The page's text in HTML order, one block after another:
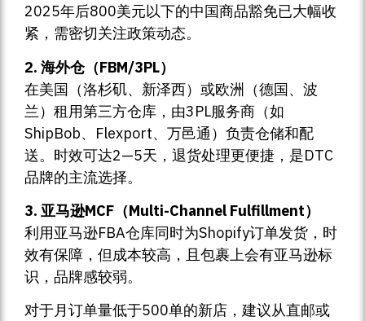
2025年后800美元以下的中国商品豁免已大幅收
紧，需密切关注政策动态。
2. 海外仓（FBM/3PL）
在美国（洛杉矶、新泽西）或欧洲（德国、波
兰）租用第三方仓库，由3PL服务商（如
ShipBob、Flexport、万邑通）负责仓储和配
送。时效可达2—5天，退货处理更便捷，是DTC
品牌的主流选择。
3. 亚马逊MCF（Multi-Channel Fulfillment）
利用亚马逊FBA仓库同时为Shopify订单发货，时
效有保障，但成本较高，且包裹上会有亚马逊标
识，品牌感较弱。
对于月订单量低于500单的新店，建议从直邮或